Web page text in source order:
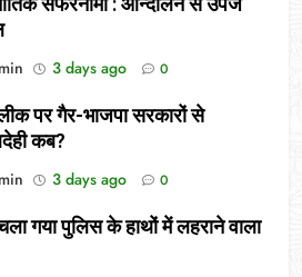
3 days ago 0
पर गैर-भाजपा सरकारों से
कब?
3 days ago 0
गया पुलिस के हाथों में लहराने वाला